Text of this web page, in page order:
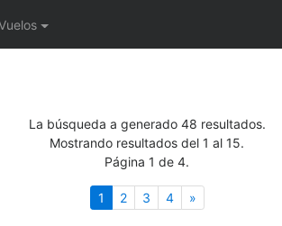
La búsqueda a generado 48 resultados.
Mostrando resultados del 1 al 15.
Página 1 de 4.
1 (actual)
2 3 4 »Siguiente